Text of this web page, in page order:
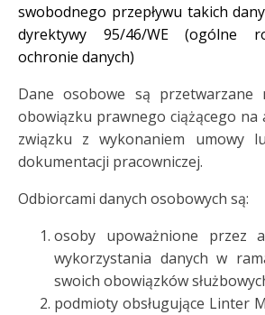
swobodnego przepływu takich
dyrektywy 95/46/WE (ogólne
ochronie danych)
Dane osobowe są przetwarzane
obowiązku prawnego ciążącego
związku z wykonaniem umowy
dokumentacji pracowniczej.
Odbiorcami danych osobowych są:
osoby upoważnione przez
wykorzystania danych w
swoich obowiązków
podmioty obsługujące Linter